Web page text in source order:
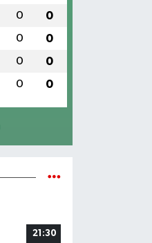
0 0
0 0
0 0
0 0
21:30